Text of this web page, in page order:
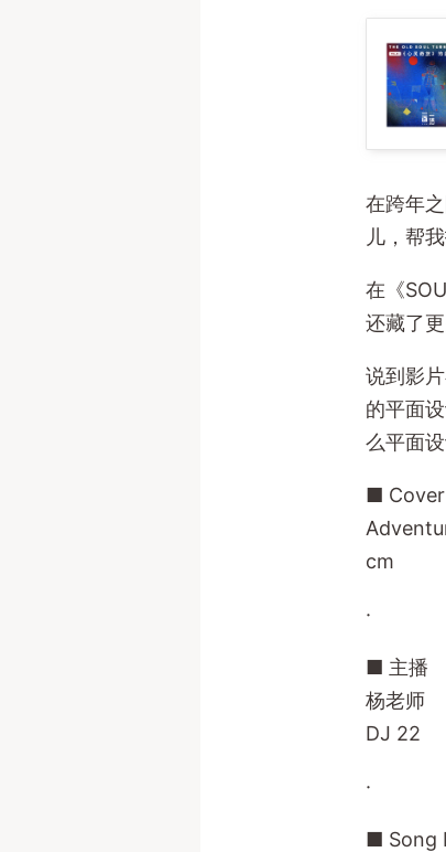
在跨年
儿，帮
在《
还藏了
说到影
的平面
么平面
■
cm
·
■ 主播
杨老师
DJ 22
·
■ Song